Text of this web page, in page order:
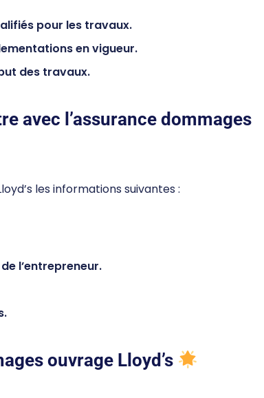
pour les travaux.
en vigueur.
des travaux.
avec l’assurance dommages
les informations suivantes :
l’entrepreneur.
ouvrage Lloyd’s